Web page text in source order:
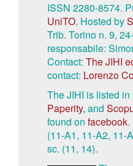
ISSN 2280-8574.
UniTO. Hosted by
Trib. Torino n. 9,
responsabile:
Contact: The JIHI
contact: Lorenzo
The JIHI is listed in
Paperity, and
found on facebook.
(11-A1, 11-A2, 11-
sc. (11, 14).